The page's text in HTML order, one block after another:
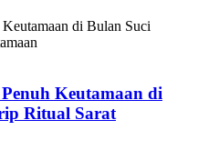
Keutamaan di
Ritual Sarat